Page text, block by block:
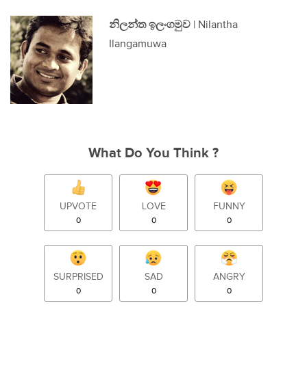
නිලන්ත ඉලංගමුව | Nilantha
Ilangamuwa
What Do You Think ?
UPVOTE
0
LOVE
0
FUNNY
0
SURPRISED
0
SAD
0
ANGRY
0